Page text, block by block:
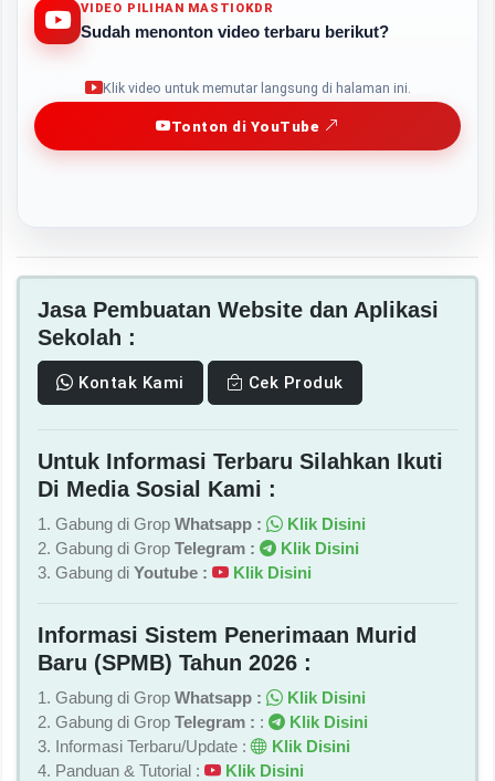
VIDEO PILIHAN MASTIOKDR
Sudah menonton video terbaru berikut?
Klik video untuk memutar langsung di halaman ini.
Tonton di YouTube
Jasa Pembuatan Website dan Aplikasi
Sekolah :
Kontak Kami Cek Produk
Untuk Informasi Terbaru Silahkan Ikuti
Di Media Sosial Kami :
1. Gabung di Grop Whatsapp :
Klik Disini
2. Gabung di Grop Telegram :
Klik Disini
3. Gabung di Youtube : Klik Disini
Informasi Sistem Penerimaan Murid
Baru (SPMB) Tahun 2026 :
1. Gabung di Grop Whatsapp :
Klik Disini
2. Gabung di Grop Telegram : :
Klik Disini
3. Informasi Terbaru/Update :
Klik Disini
4. Panduan & Tutorial :
Klik Disini